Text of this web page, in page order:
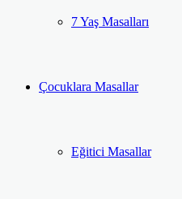
7 Yaş Masalları
Çocuklara Masallar
Eğitici Masallar